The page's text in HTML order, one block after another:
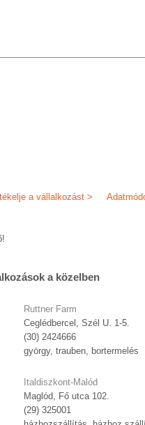
a vállalkozást >
a közelben
Ruttner Farm
Ceglédbercel, Szél U. 1-5.
(30) 2424666
györgy, trauben, bortermelés
Italdiszkont-Malód
Maglód, Fő utca 102.
(29) 325001